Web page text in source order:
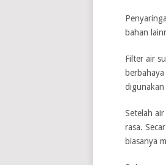
bahan
Filter air
digunakan
Setelah
rasa.
biasanya